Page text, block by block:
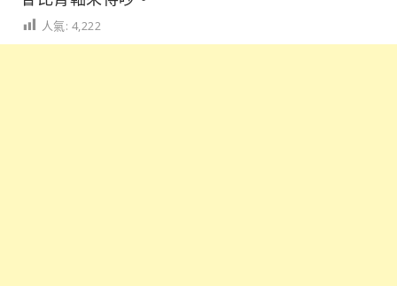
人氣: 4,222